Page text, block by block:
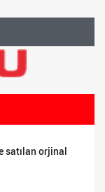
satılan orjinal